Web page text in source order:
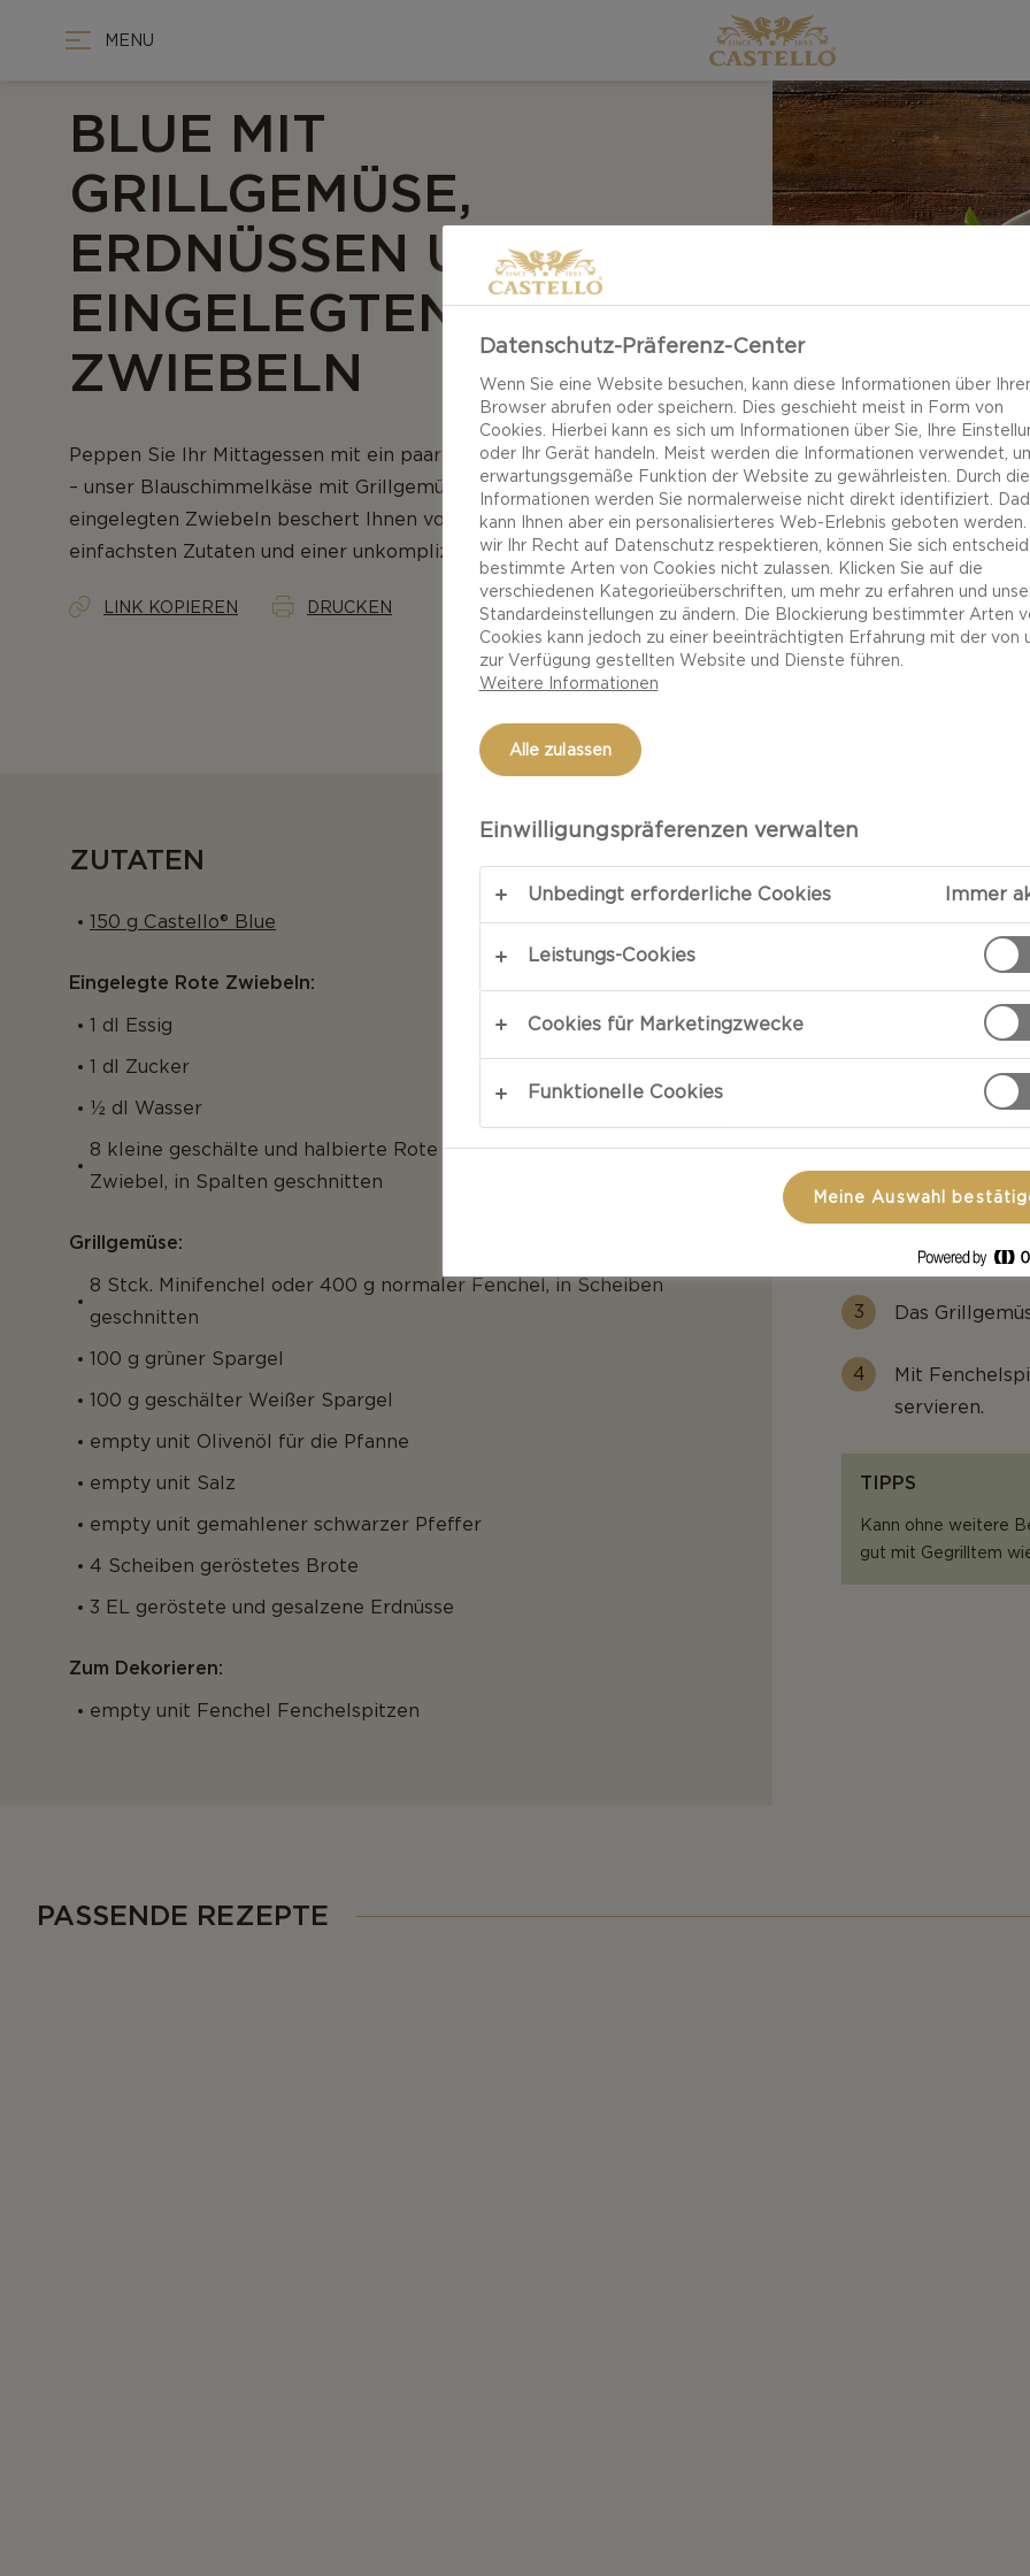
MENU
BLUE MIT
GRILLGEMÜSE,
ERDNÜSSEN UND
EINGELEGTEN
ZWIEBELN
Peppen Sie Ihr Mittagessen mit ein paar verspielten Kontrasten auf
– unser Blauschimmelkäse mit Grillgemüse, Erdnüssen und
eingelegten Zwiebeln beschert Ihnen vollmundigen Geschmack mit
einfachsten Zutaten und einer unkomplizierten Zubereitung.
LINK KOPIEREN DRUCKEN
ZUTATEN
150 g Castello® Blue
Eingelegte Rote Zwiebeln:
1 dl Essig
1 dl Zucker
½ dl Wasser
8 kleine geschälte und halbierte Rote Zwiebeln oder 1 rote
Zwiebel, in Spalten geschnitten
Grillgemüse:
8 Stck. Minifenchel oder 400 g normaler Fenchel, in Scheiben
geschnitten
100 g grüner Spargel
100 g geschälter Weißer Spargel
empty unit Olivenöl für die Pfanne
empty unit Salz
empty unit gemahlener schwarzer Pfeffer
4 Scheiben geröstetes Brote
3 EL geröstete und gesalzene Erdnüsse
Zum Dekorieren:
empty unit Fenchel Fenchelspitzen
Essig, Zucker
dazugeben
Eine Pfanne
für etwa 2 bis
Pfeffer
Den Käse in
belegen.
Das
Mit
servieren.
TIPPS
Kann ohne weitere
gut mit Gegrilltem
PASSENDE REZEPTE
Datenschutz-Präferenz-Center
Wenn Sie eine Website besuchen, kann diese Informationen über
Browser abrufen oder speichern. Dies geschieht meist in Form von
Cookies. Hierbei kann es sich um Informationen über Sie, Ihre
oder Ihr Gerät handeln. Meist werden die Informationen verwendet,
erwartungsgemäße Funktion der Website zu gewährleisten. Durch
Informationen werden Sie normalerweise nicht direkt identifiziert.
kann Ihnen aber ein personalisierteres Web-Erlebnis geboten werden.
wir Ihr Recht auf Datenschutz respektieren, können Sie sich
bestimmte Arten von Cookies nicht zulassen. Klicken Sie auf die
verschiedenen Kategorieüberschriften, um mehr zu erfahren und
Standardeinstellungen zu ändern. Die Blockierung bestimmter Arten
Cookies kann jedoch zu einer beeinträchtigten Erfahrung mit der von
zur Verfügung gestellten Website und Dienste führen.
Weitere Informationen
Alle zulassen
Einwilligungspräferenzen verwalten
Unbedingt erforderliche Cookies Immer
Leistungs-Cookies
Cookies für Marketingzwecke
Funktionelle Cookies
Meine Auswahl